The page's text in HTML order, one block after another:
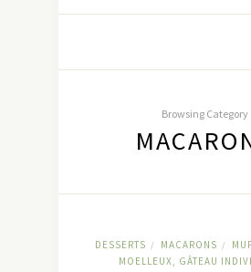
Browsing Category
DESSERTS / MACARONS /
MOELLEUX, GÂTEAU